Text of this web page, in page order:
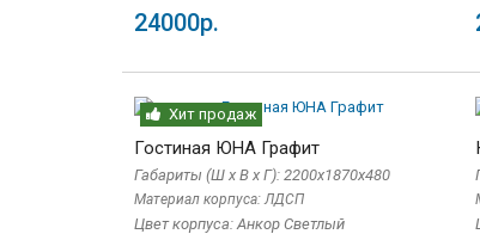
24000р.
Хит продаж
Гостиная ЮНА Графит
Габариты (Ш x В x Г): 2200х1870х480
Материал корпуса: ЛДСП
Цвет корпуса: Анкор Светлый